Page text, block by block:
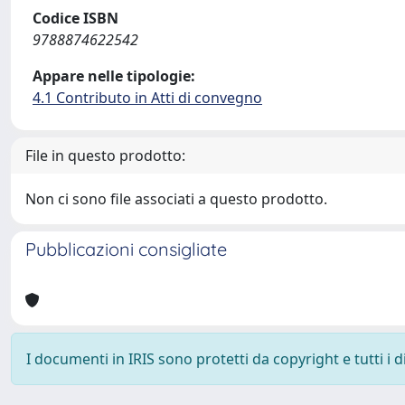
Codice ISBN
9788874622542
Appare nelle tipologie:
4.1 Contributo in Atti di convegno
File in questo prodotto:
Non ci sono file associati a questo prodotto.
Pubblicazioni consigliate
I documenti in IRIS sono protetti da copyright e tutti i